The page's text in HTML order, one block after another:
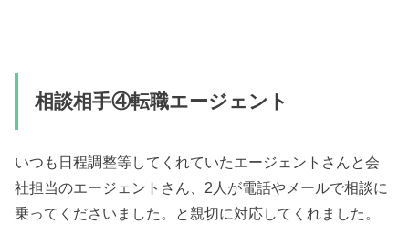
相談相手④転職エージェント
いつも日程調整等してくれていたエージェントさんと会
社担当のエージェントさん、2人が電話やメールで相談に
乗ってくださいました。と親切に対応してくれました。